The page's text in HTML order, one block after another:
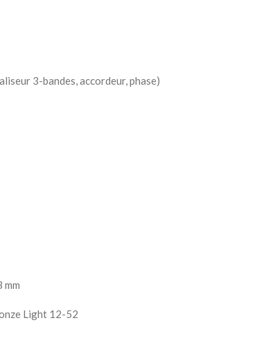
3-bandes, accordeur, phase)
mm
Light 12-52